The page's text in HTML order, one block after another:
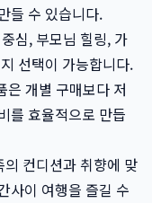
들 수 있습니다.
심, 부모님 힐링, 가
선택이 가능합니다.
개별 구매보다 저
를 효율적으로 만듭
컨디션과 취향에 맞
사이 여행을 즐길 수